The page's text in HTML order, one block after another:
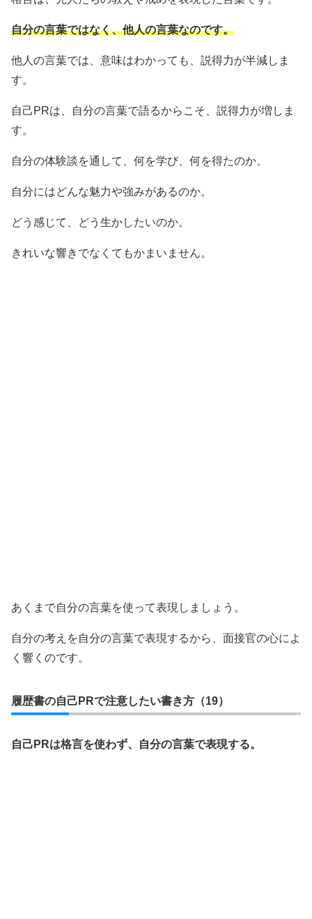
自分の言葉ではなく、他人の言葉なのです。
他人の言葉では、意味はわかっても、説得力が半減しま
す。
自己PRは、自分の言葉で語るからこそ、説得力が増しま
す。
自分の体験談を通して、何を学び、何を得たのか。
自分にはどんな魅力や強みがあるのか。
どう感じて、どう生かしたいのか。
きれいな響きでなくてもかまいません。
あくまで自分の言葉を使って表現しましょう。
自分の考えを自分の言葉で表現するから、面接官の心によ
く響くのです。
履歴書の自己PRで注意したい書き方（19）
自己PRは格言を使わず、自分の言葉で表現する。